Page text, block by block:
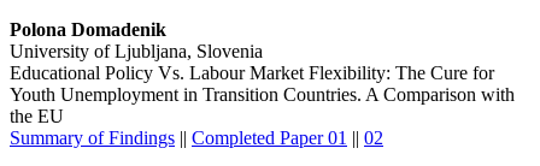
Polona Domadenik
University of Ljubljana, Slovenia
Educational Policy Vs. Labour Market Flexibility: The Cure for
Youth Unemployment in Transition Countries. A Comparison with
the EU
Summary of Findings || Completed Paper 01 || 02